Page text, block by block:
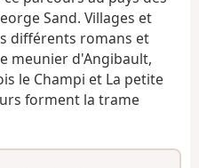
n
Sand. Villages et
différents romans et
meunier d'Angibault,
le Champi et La petite
forment la trame